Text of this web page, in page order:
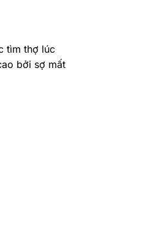
tìm thợ lúc
bởi sợ mất